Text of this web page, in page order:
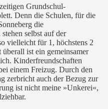
Grundschul-
Denn die Schulen, für die
die
selbst auf der
vielleicht für 1, höchstens 2
ist ein gemeinsamer
Kinderfreundschaften
einem Freizug. Durch den
zerbricht auch der Bezug zur
ist nicht meine »Unkerei«,